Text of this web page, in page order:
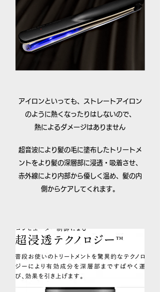
アイロンといっても、ストレートアイロン
のように熱くなったりはしないので、
熱によるダメージはありません
超音波により髪の毛に塗布したトリートメ
ントをより髪の深層部に浸透・吸着させ、
赤外線により内部から優しく温め、髪の内
側からケアしてくれます。